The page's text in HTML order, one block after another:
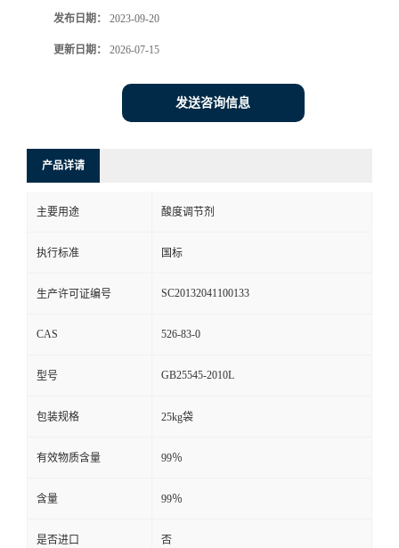
发布日期： 2023-09-20
更新日期： 2026-07-15
发送咨询信息
产品详请
主要用途 酸度调节剂
执行标准 国标
生产许可证编号 SC20132041100133
CAS 526-83-0
型号 GB25545-2010L
包装规格 25kg袋
有效物质含量 99％
含量 99％
是否进口 否